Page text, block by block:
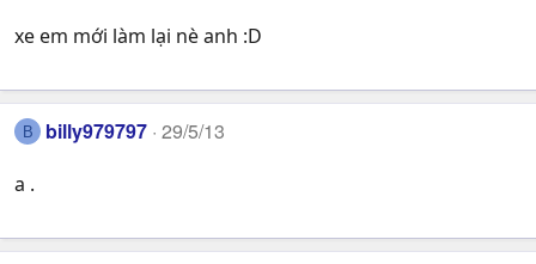
xe em mới làm lại nè anh :D
B billy979797 29/5/13
a .